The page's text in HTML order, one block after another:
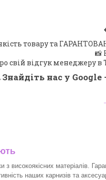
товару та
📸
свій відгук менеджеру
Знайдіть нас у Google
високоякісних матеріалів.
наших карнизів та